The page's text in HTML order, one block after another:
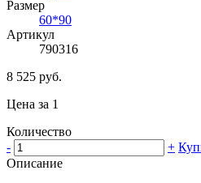
Размер
60*90
Артикул
790316
8 525 руб.
Цена за 1
Количество
-
+
Описание